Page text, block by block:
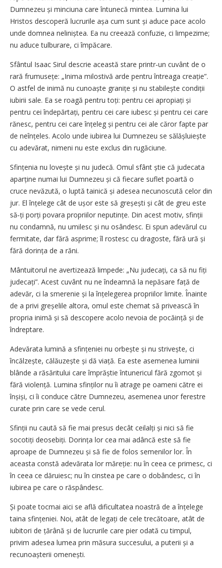
Dumnezeu și minciuna care întunecă mintea. Lumina lui
Hristos descoperă lucrurile așa cum sunt și aduce pace acolo
unde domnea neliniștea. Ea nu creează confuzie, ci limpezime;
nu aduce tulburare, ci împăcare.
Sfântul Isaac Sirul descrie această stare printr‑un cuvânt de o
rară frumusețe: „Inima milostivă arde pentru întreaga creație”.
O astfel de inimă nu cunoaște granițe și nu stabilește condiții
iubirii sale. Ea se roagă pentru toți: pentru cei apropiați și
pentru cei îndepărtați, pentru cei care iubesc și pentru cei care
rănesc, pentru cei care înțeleg și pentru cei ale căror fapte par
de neînțeles. Acolo unde iubirea lui Dumnezeu se sălășluiește
cu adevărat, nimeni nu este exclus din rugăciune.
Sfințenia nu lovește și nu judecă. Omul sfânt știe că judecata
aparține numai lui Dumnezeu și că fiecare suflet poartă o
cruce nevăzută, o luptă tainică și adesea necunoscută celor din
jur. El înțelege cât de ușor este să greșești și cât de greu este
să‑ți porți povara propriilor neputințe. Din acest motiv, sfinții
nu condamnă, nu umilesc și nu osândesc. Ei spun adevărul cu
fermitate, dar fără asprime; îl rostesc cu dragoste, fără ură și
fără dorința de a răni.
Mântuitorul ne avertizează limpede: „Nu judecați, ca să nu fiți
judecați”. Acest cuvânt nu ne îndeamnă la nepăsare față de
adevăr, ci la smerenie și la înțelegerea propriilor limite. Înainte
de a privi greșelile altora, omul este chemat să privească în
propria inimă și să descopere acolo nevoia de pocăință și de
îndreptare.
Adevărata lumină a sfințeniei nu orbește și nu strivește, ci
încălzește, călăuzește și dă viață. Ea este asemenea luminii
blânde a răsăritului care împrăștie întunericul fără zgomot și
fără violență. Lumina sfinților nu îi atrage pe oameni către ei
înșiși, ci îi conduce către Dumnezeu, asemenea unor ferestre
curate prin care se vede cerul.
Sfinții nu caută să fie mai presus decât ceilalți și nici să fie
socotiți deosebiți. Dorința lor cea mai adâncă este să fie
aproape de Dumnezeu și să fie de folos semenilor lor. În
aceasta constă adevărata lor măreție: nu în ceea ce primesc, ci
în ceea ce dăruiesc; nu în cinstea pe care o dobândesc, ci în
iubirea pe care o răspândesc.
Și poate tocmai aici se află dificultatea noastră de a înțelege
taina sfințeniei. Noi, atât de legați de cele trecătoare, atât de
iubitori de țărână și de lucrurile care pier odată cu timpul,
privim adesea lumea prin măsura succesului, a puterii și a
recunoașterii omenești.